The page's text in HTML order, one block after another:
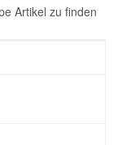
Artikel zu finden